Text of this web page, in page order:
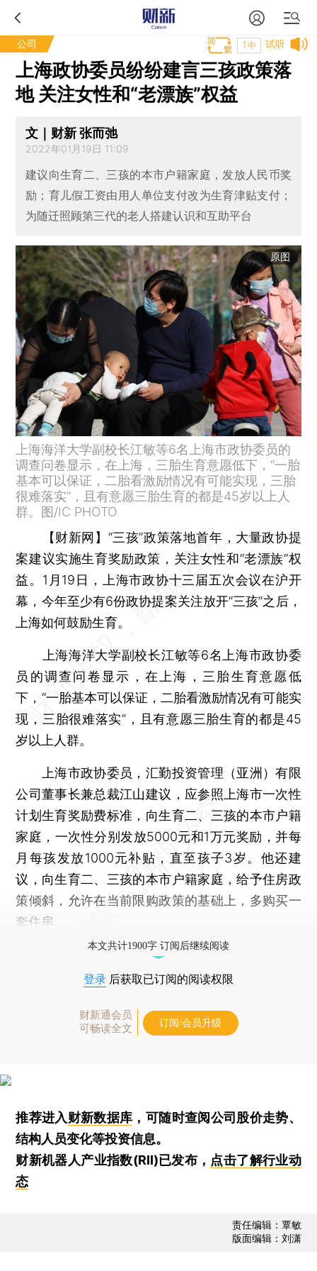
公司 试听
T中
上海政协委员纷纷建言三孩政策落
地 关注女性和“老漂族”权益
文｜财新 张而弛
2022年01月19日 11:09
建议向生育二、三孩的本市户籍家庭，发放人民币奖
励；育儿假工资由用人单位支付改为生育津贴支付；
为随迁照顾第三代的老人搭建认识和互助平台
原图
上海海洋大学副校长江敏等6名上海市政协委员的
调查问卷显示，在上海，三胎生育意愿低下，“一胎
基本可以保证，二胎看激励情况有可能实现，三胎
很难落实”，且有意愿三胎生育的都是45岁以上人
群。图/IC PHOTO
【财新网】 “三孩”政策落地首年，大量政协提
案建议实施生育奖励政策，关注女性和“老漂族”权
益。1月19日，上海市政协十三届五次会议在沪开
幕，今年至少有6份政协提案关注放开“三孩”之后，
上海如何鼓励生育。
上海海洋大学副校长江敏等6名上海市政协委
员的调查问卷显示，在上海，三胎生育意愿低
下，“一胎基本可以保证，二胎看激励情况有可能实
现，三胎很难落实”，且有意愿三胎生育的都是45
岁以上人群。
上海市政协委员，汇勤投资管理（亚洲）有限
公司董事长兼总裁江山建议，应参照上海市一次性
计划生育奖励费标准，向生育二、三孩的本市户籍
家庭，一次性分别发放5000元和1万元奖励，并每
月每孩发放1000元补贴，直至孩子3岁。他还建
议，向生育二、三孩的本市户籍家庭，给予住房政
策倾斜，允许在当前限购政策的基础上，多购买一
套住房。
本文共计1900字 订阅后继续阅读
登录 后获取已订阅的阅读权限
财新通会员
可畅读全文
订阅/会员升级
推荐进入财新数据库 ，可随时查阅公司股价走势、
结构人员变化等投资信息。
财新机器人产业指数(RII)已发布， 点击了解行业动
态
责任编辑：覃敏
版面编辑：刘潇